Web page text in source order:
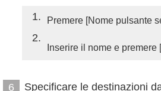
1 Premere [Nome pulsante
2
Inserire il nome e premere
6
Specificare le destinazioni